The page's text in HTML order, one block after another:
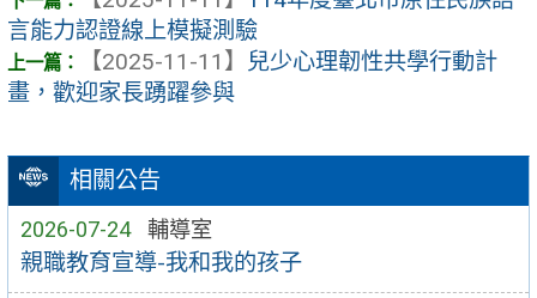
相關公告
2026-07-24 輔導室
親職教育宣導-我和我的孩子
言能力認證線上模擬測驗
【2025-11-11】 兒少心理韌性共學行動計
畫，歡迎家長踴躍參與